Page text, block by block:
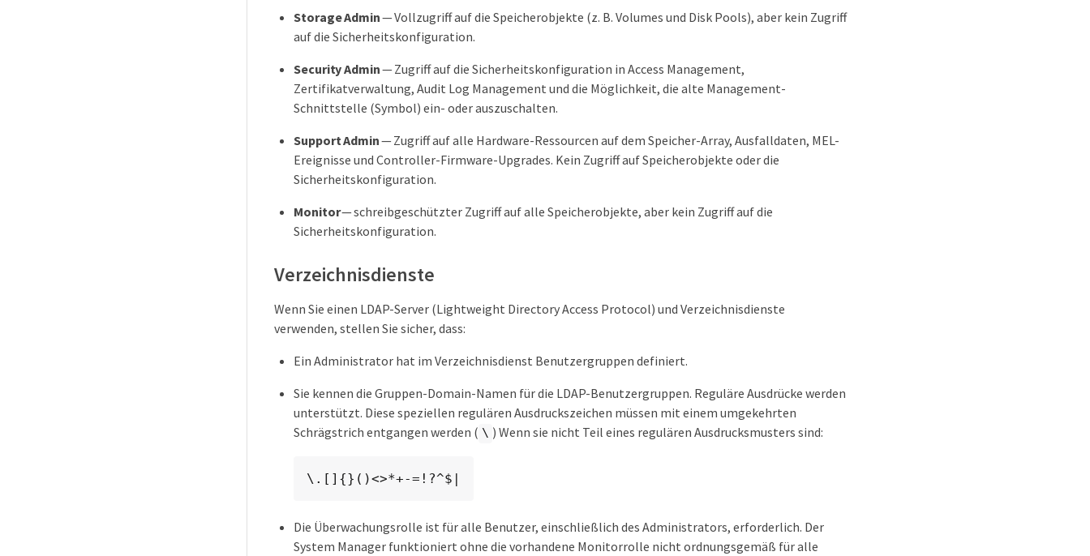
Storage Admin— Vollzugriff auf die Speicherobjekte (z. B. Volumes und Disk Pools), aber kein Zugriff
auf die Sicherheitskonfiguration.
Security Admin— Zugriff auf die Sicherheitskonfiguration in Access Management,
Zertifikatverwaltung, Audit Log Management und die Möglichkeit, die alte Management-
Schnittstelle (Symbol) ein- oder auszuschalten.
Support Admin— Zugriff auf alle Hardware-Ressourcen auf dem Speicher-Array, Ausfalldaten, MEL-
Ereignisse und Controller-Firmware-Upgrades. Kein Zugriff auf Speicherobjekte oder die
Sicherheitskonfiguration.
Monitor— schreibgeschützter Zugriff auf alle Speicherobjekte, aber kein Zugriff auf die
Sicherheitskonfiguration.
Verzeichnisdienste
Wenn Sie einen LDAP-Server (Lightweight Directory Access Protocol) und Verzeichnisdienste
verwenden, stellen Sie sicher, dass:
Ein Administrator hat im Verzeichnisdienst Benutzergruppen definiert.
Sie kennen die Gruppen-Domain-Namen für die LDAP-Benutzergruppen. Reguläre Ausdrücke werden
unterstützt. Diese speziellen regulären Ausdruckszeichen müssen mit einem umgekehrten
Schrägstrich entgangen werden ( \ ) Wenn sie nicht Teil eines regulären Ausdrucksmusters sind:
\.[]{}()<>*+-=!?^$|
Die Überwachungsrolle ist für alle Benutzer, einschließlich des Administrators, erforderlich. Der
System Manager funktioniert ohne die vorhandene Monitorrolle nicht ordnungsgemäß für alle